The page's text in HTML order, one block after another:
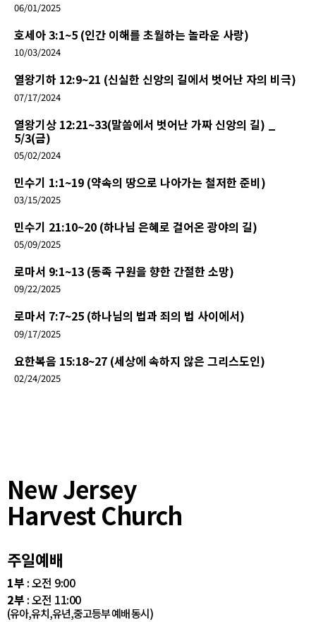
06/01/2025
호세아 3:1~5 (인간 이해를 초월하는 놀라운 사랑)
10/03/2024
열왕기하 12:9~21 (신실한 신앙의 길에서 벗어난 자의 비극)
07/17/2024
열왕기상 12:21~33(말씀에서 벗어난 가짜 신앙의 길) _
5/3(금)
05/02/2024
민수기 1:1~19 (약속의 땅으로 나아가는 철저한 준비)
03/15/2025
민수기 21:10~20 (하나님 은혜로 걸어온 광야의 길)
05/09/2025
로마서 9:1~13 (동족 구원을 향한 간절한 소망)
09/22/2025
로마서 7:7~25 (하나님의 법과 죄의 법 사이에서)
09/17/2025
요한복음 15:18~27 (세상에 속하지 않은 그리스도인)
02/24/2025
New Jersey
Harvest Church
주일예배
1부 : 오전 9:00
2부 : 오전 11:00
(유아,유치,유년,중고등부 예배 동시)